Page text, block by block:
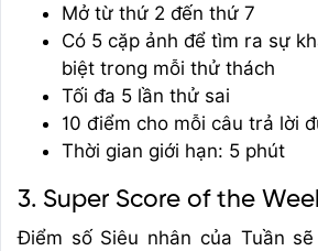
Mở từ thứ 2 đến thứ 7
Có 5 cặp ảnh để tìm ra sự
biệt trong mỗi thử thách
Tối đa 5 lần thử sai
10 điểm cho mỗi câu trả lời
Thời gian giới hạn: 5 phút
3. Super Score of the
Điểm số Siêu nhân của Tuần